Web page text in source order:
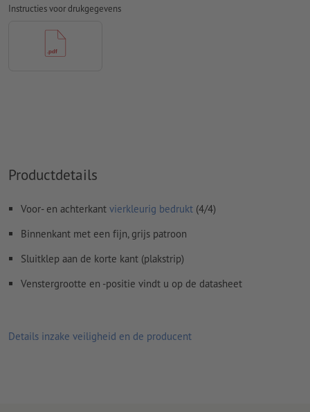
Inhoud vanformuliervelden
Aanwijzing: gebruik ons drukwerkmodel om uw motief correct
te positioneren.
Instructies voor drukgegevens
Productdetails
Voor- en achterkant vierkleurig bedrukt (4/4)
Binnenkant met een fijn, grijs patroon
Sluitklep aan de korte kant (plakstrip)
Venstergrootte en -positie vindt u op de datasheet
Details inzake veiligheid en de producent